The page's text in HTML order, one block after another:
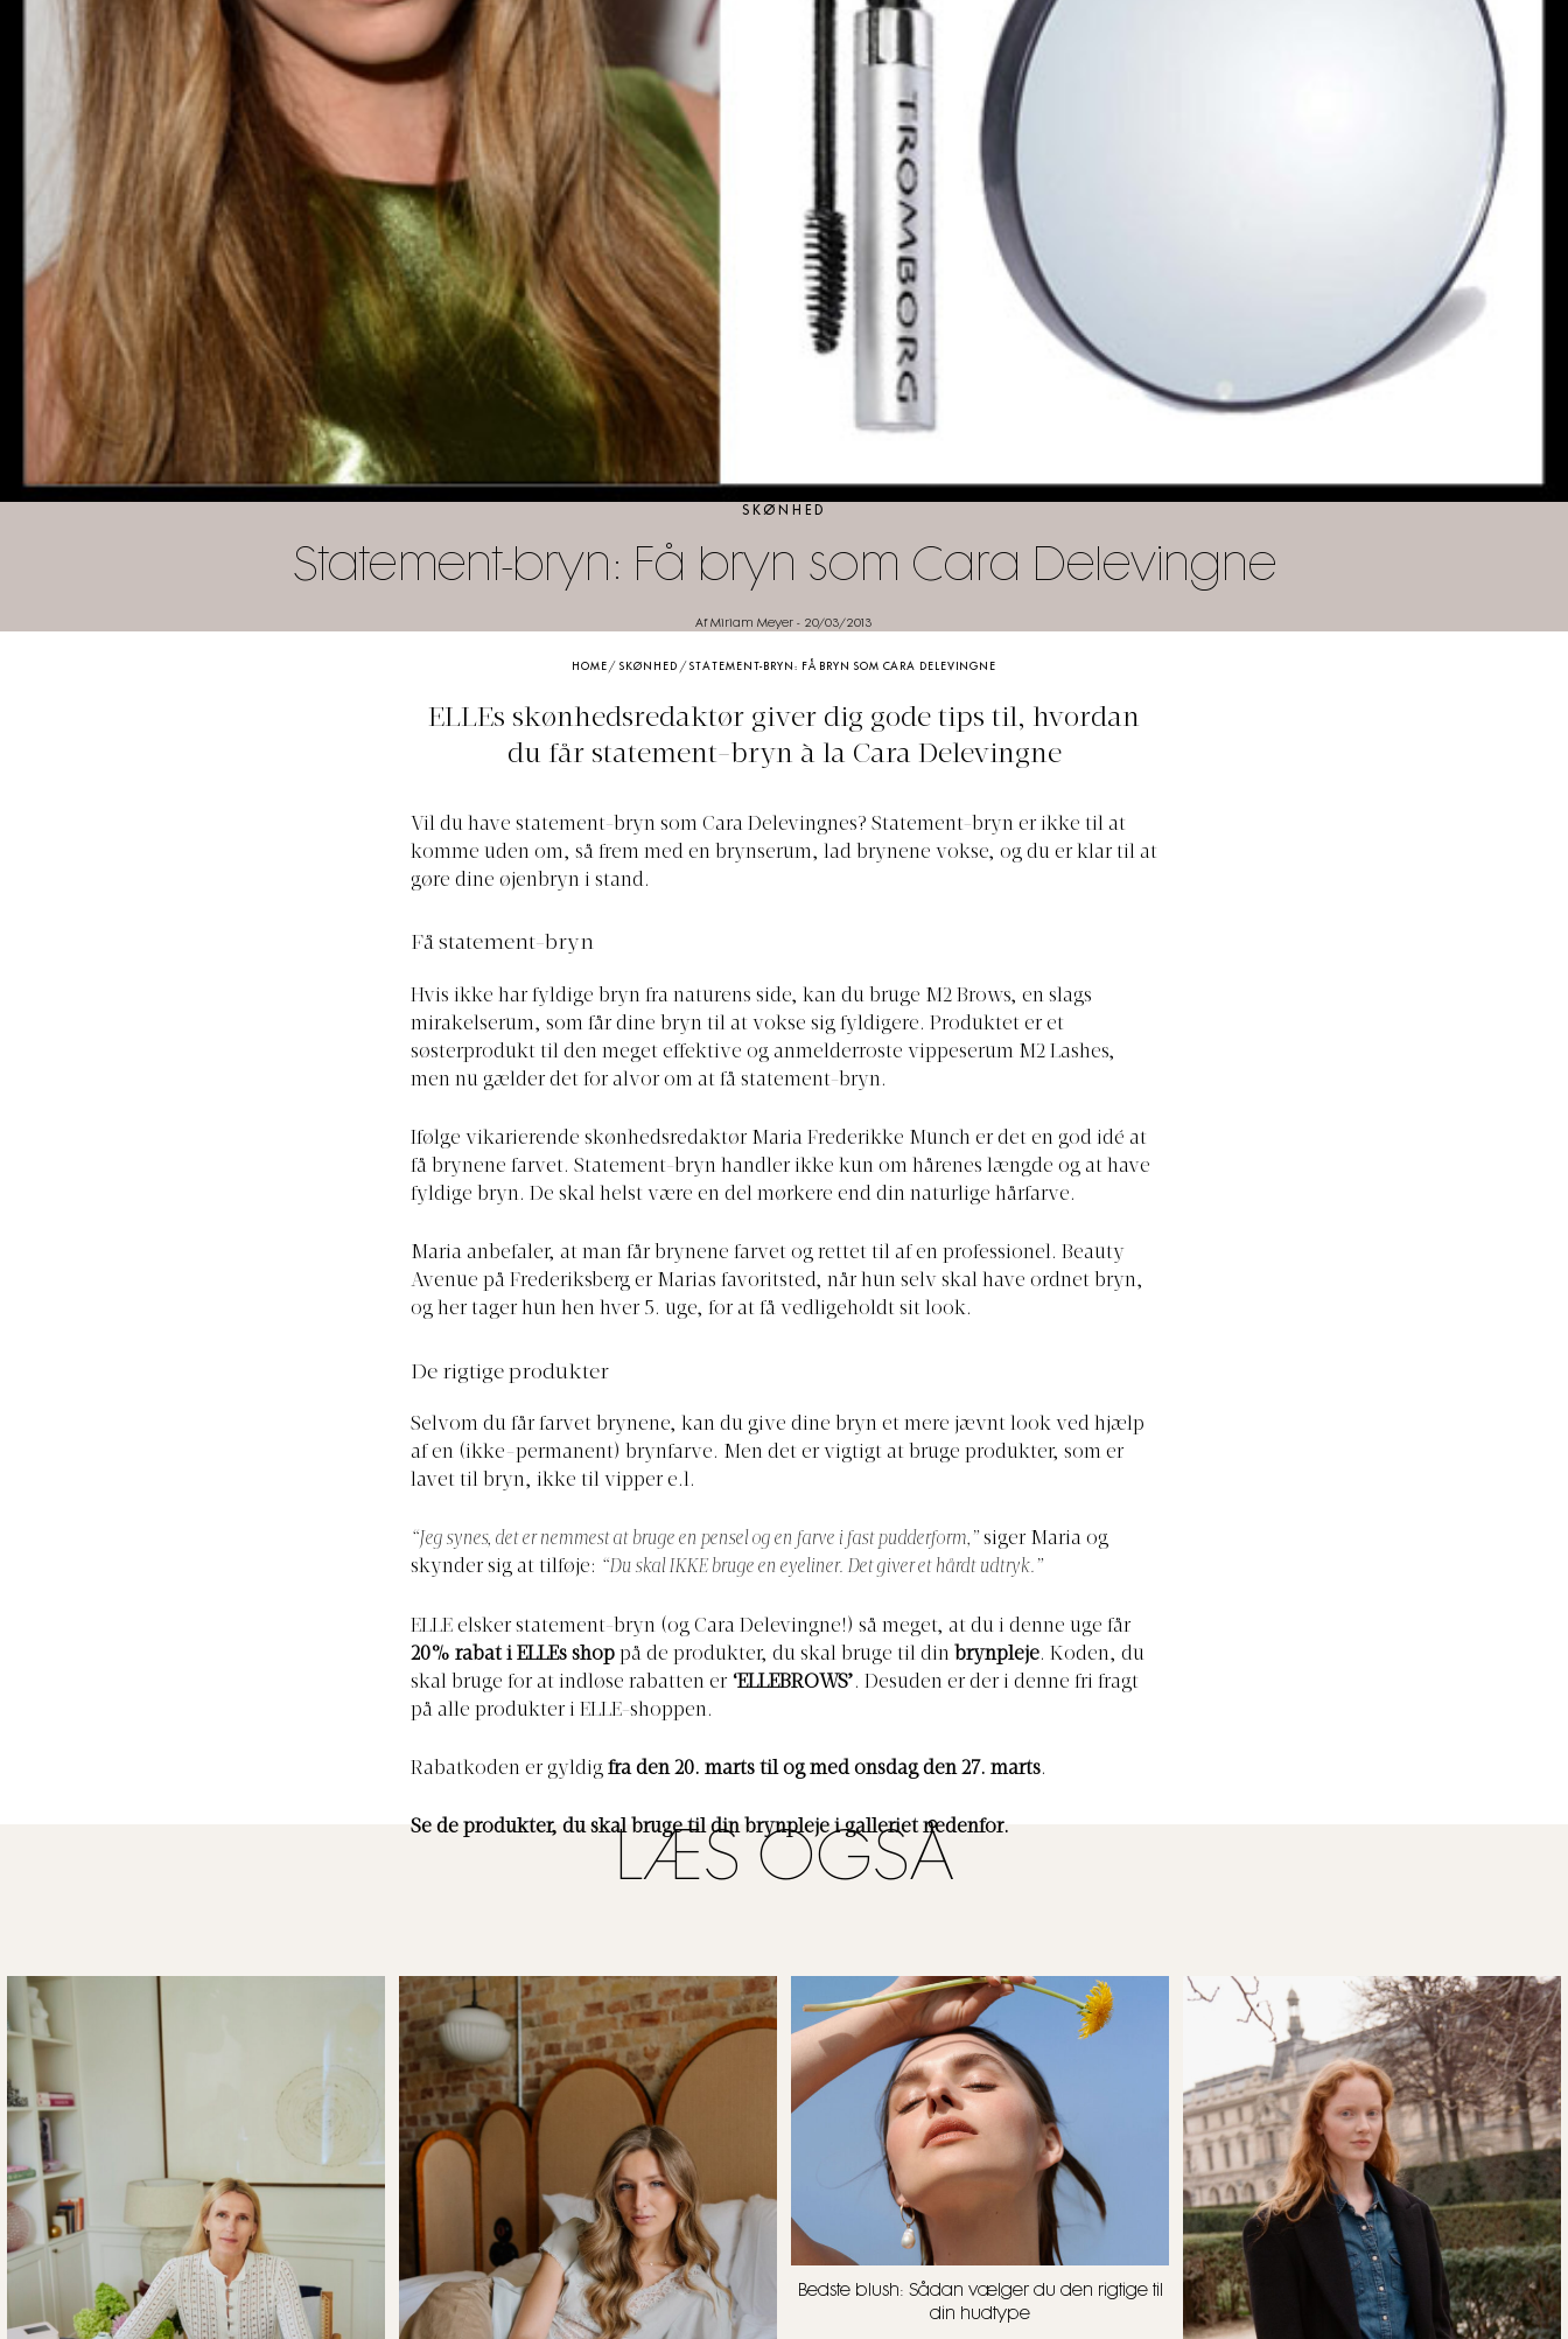
SKØNHED
Statement-bryn: Få bryn som Cara Delevingne
Af Miriam Meyer - 20/03/2013
HOME /SKØNHED /STATEMENT-BRYN: FÅ BRYN SOM CARA DELEVINGNE
ELLEs skønhedsredaktør giver dig gode tips til, hvordan
du får statement-bryn à la Cara Delevingne
Vil du have statement-bryn som Cara Delevingnes? Statement-bryn er ikke til at
komme uden om, så frem med en brynserum, lad brynene vokse, og du er klar til at
gøre dine øjenbryn i stand.
Få statement-bryn
Hvis ikke har fyldige bryn fra naturens side, kan du bruge M2 Brows, en slags
mirakelserum, som får dine bryn til at vokse sig fyldigere. Produktet er et
søsterprodukt til den meget effektive og anmelderroste vippeserum M2 Lashes,
men nu gælder det for alvor om at få statement-bryn.
Ifølge vikarierende skønhedsredaktør Maria Frederikke Munch er det en god idé at
få brynene farvet. Statement-bryn handler ikke kun om hårenes længde og at have
fyldige bryn. De skal helst være en del mørkere end din naturlige hårfarve.
Maria anbefaler, at man får brynene farvet og rettet til af en professionel. Beauty
Avenue på Frederiksberg er Marias favoritsted, når hun selv skal have ordnet bryn,
og her tager hun hen hver 5. uge, for at få vedligeholdt sit look.
De rigtige produkter
Selvom du får farvet brynene, kan du give dine bryn et mere jævnt look ved hjælp
af en (ikke-permanent) brynfarve. Men det er vigtigt at bruge produkter, som er
lavet til bryn, ikke til vipper e.l.
“Jeg synes, det er nemmest at bruge en pensel og en farve i fast pudderform,” siger Maria og
skynder sig at tilføje: “Du skal IKKE bruge en eyeliner. Det giver et hårdt udtryk.”
ELLE elsker statement-bryn (og Cara Delevingne!) så meget, at du i denne uge får
20% rabat i ELLEs shop på de produkter, du skal bruge til din brynpleje. Koden, du
skal bruge for at indløse rabatten er ‘ELLEBROWS’. Desuden er der i denne fri fragt
på alle produkter i ELLE-shoppen.
Rabatkoden er gyldig fra den 20. marts til og med onsdag den 27. marts.
Se de produkter, du skal bruge til din brynpleje i galleriet nedenfor.
LÆS OGSÅ
Bedste blush: Sådan vælger du den rigtige til
din hudtype